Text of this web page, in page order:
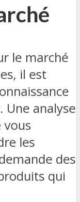
le marché
il est
analyse
les
des
qui